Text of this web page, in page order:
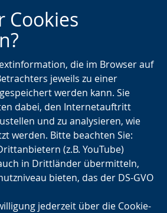
Zur
Hauptnavigation
Zur
Seitennavigation
Zum
Inhalt
Cookies
die im Browser auf
jeweils zu einer
werden kann. Sie
dabei, den Internetauftritt
und zu analysieren, wie
werden. Bitte beachten Sie:
(z.B. YouTube)
in Drittländer übermitteln,
bieten, das der DS-GVO
jederzeit über die Cookie-